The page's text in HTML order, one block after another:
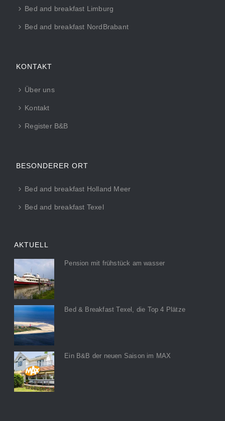
Bed and breakfast Limburg
Bed and breakfast NordBrabant
KONTAKT
Über uns
Kontakt
Register B&B
BESONDERER ORT
Bed and breakfast Holland Meer
Bed and breakfast Texel
AKTUELL
Pension mit frühstück am wasser
Bed & Breakfast Texel, die Top 4 Plätze
Ein B&B der neuen Saison im MAX